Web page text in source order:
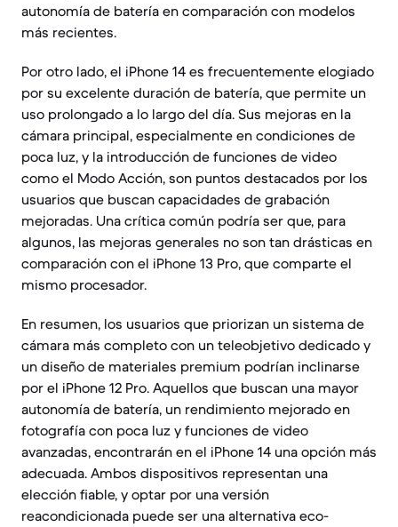
autonomía de batería en comparación con modelos
más recientes.
Por otro lado, el iPhone 14 es frecuentemente elogiado
por su excelente duración de batería, que permite un
uso prolongado a lo largo del día. Sus mejoras en la
cámara principal, especialmente en condiciones de
poca luz, y la introducción de funciones de video
como el Modo Acción, son puntos destacados por los
usuarios que buscan capacidades de grabación
mejoradas. Una crítica común podría ser que, para
algunos, las mejoras generales no son tan drásticas en
comparación con el iPhone 13 Pro, que comparte el
mismo procesador.
En resumen, los usuarios que priorizan un sistema de
cámara más completo con un teleobjetivo dedicado y
un diseño de materiales premium podrían inclinarse
por el iPhone 12 Pro. Aquellos que buscan una mayor
autonomía de batería, un rendimiento mejorado en
fotografía con poca luz y funciones de video
avanzadas, encontrarán en el iPhone 14 una opción más
adecuada. Ambos dispositivos representan una
elección fiable, y optar por una versión
reacondicionada puede ser una alternativa eco-